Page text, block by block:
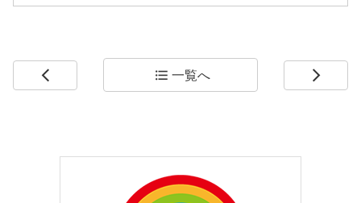
arrow_back_ios format_list_bulleted 一覧へ arrow_forward_ios